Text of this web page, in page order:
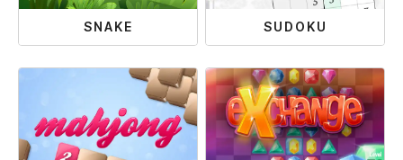
SNAKE SUDOKU